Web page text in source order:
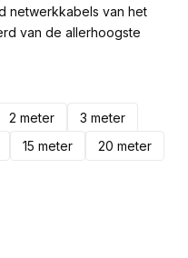
netwerkkabels van het
van de allerhoogste
2 meter
3 meter
15 meter
20 meter